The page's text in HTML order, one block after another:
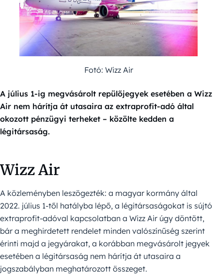
Fotó: Wizz Air
A július 1-ig megvásárolt repülőjegyek esetében a Wizz
Air nem hárítja át utasaira az extraprofit-adó által
okozott pénzügyi terheket – közölte kedden a
légitársaság.
Wizz Air
A közleményben leszögezték: a magyar kormány által
2022. július 1-től hatályba lépő, a légitársaságokat is sújtó
extraprofit-adóval kapcsolatban a Wizz Air úgy döntött,
bár a meghirdetett rendelet minden valószínűség szerint
érinti majd a jegyárakat, a korábban megvásárolt jegyek
esetében a légitársaság nem hárítja át utasaira a
jogszabályban meghatározott összeget.